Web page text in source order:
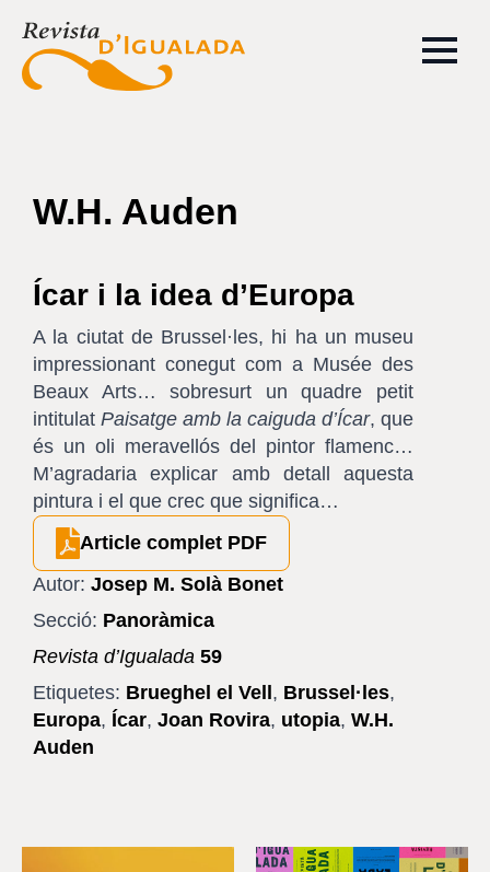
W.H. Auden
Ícar i la idea d’Europa
A la ciutat de Brussel·les, hi ha un museu
impressionant conegut com a Musée des
Beaux Arts… sobresurt un quadre petit
intitulat Paisatge amb la caiguda d’Ícar, que
és un oli meravellós del pintor flamenc…
M’agradaria explicar amb detall aquesta
pintura i el que crec que significa…
Article complet PDF
Autor: Josep M. Solà Bonet
Secció: Panoràmica
Revista d’Igualada 59
Etiquetes: Brueghel el Vell , Brussel·les,
Europa, Ícar, Joan Rovira, utopia, W.H.
Auden